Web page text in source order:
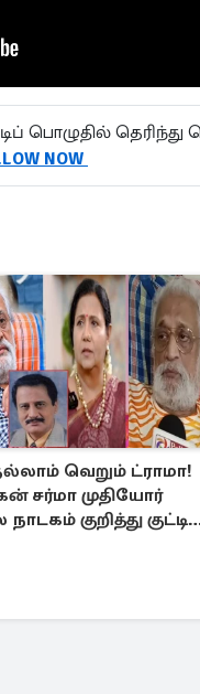
பொழுதில்
NOW
வெறும் ட்ராமா!
சர்மா முதியோர்
குறித்து குட்டி